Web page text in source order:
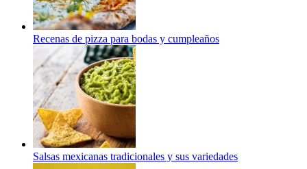
Recenas de pizza para bodas y cumpleaños
Salsas mexicanas tradicionales y sus variedades